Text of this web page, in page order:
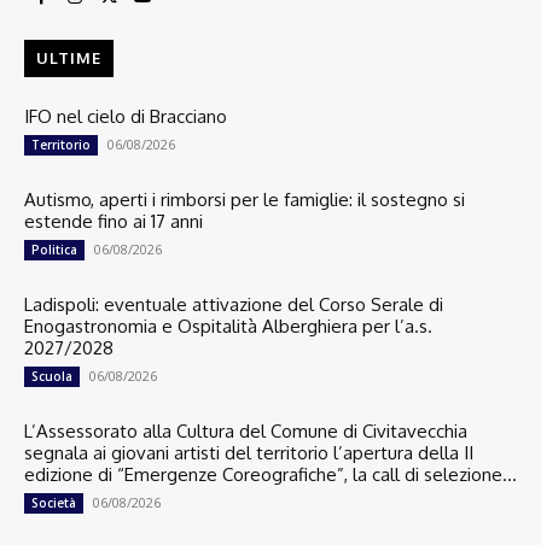
ULTIME
IFO nel cielo di Bracciano
Territorio 06/08/2026
Autismo, aperti i rimborsi per le famiglie: il sostegno si
estende fino ai 17 anni
Politica 06/08/2026
Ladispoli: eventuale attivazione del Corso Serale di
Enogastronomia e Ospitalità Alberghiera per l’a.s.
2027/2028
Scuola 06/08/2026
L’Assessorato alla Cultura del Comune di Civitavecchia
segnala ai giovani artisti del territorio l’apertura della II
edizione di “Emergenze Coreografiche”, la call di selezione...
Società 06/08/2026